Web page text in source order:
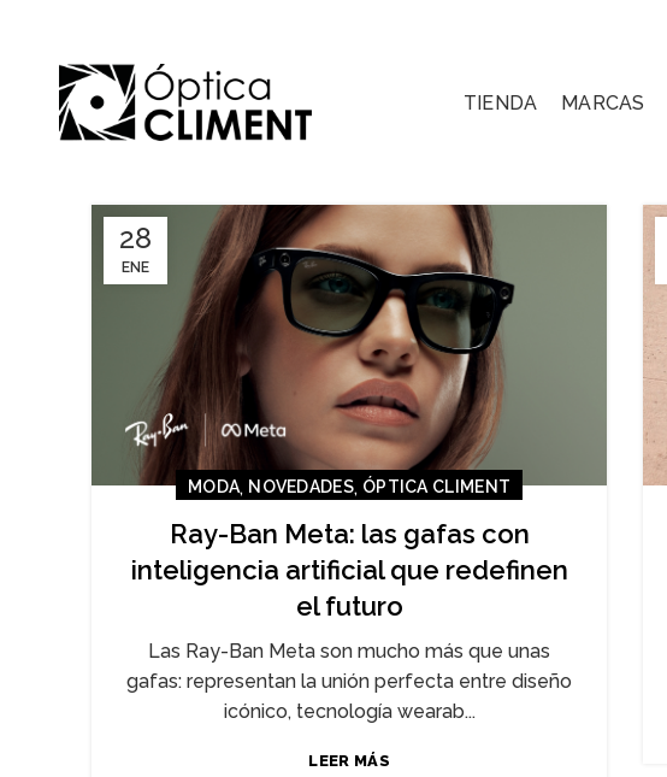
TIENDA MARCAS
28
ENE
MODA, NOVEDADES, ÓPTICA CLIMENT
Ray-Ban Meta: las gafas con
inteligencia artificial que redefinen
el futuro
Las Ray-Ban Meta son mucho más que unas
gafas: representan la unión perfecta entre diseño
icónico, tecnología wearab...
LEER MÁS